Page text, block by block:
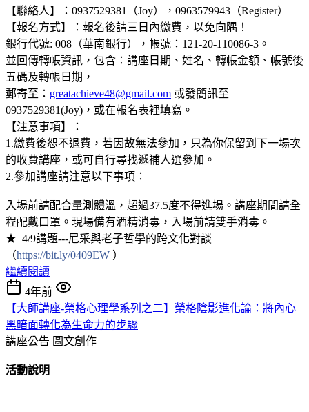
【聯絡人】：0937529381（Joy），0963579943（Register）
【報名方式】：報名後請三日內繳費，以免向隅！
銀行代號: 008（華南銀行），帳號：121-20-110086-3。
並回傳轉帳資訊，包含：講座日期、姓名、轉帳金額、帳號後
五碼及轉帳日期，
郵寄至： greatachieve48@gmail.com 或發簡訊至
0937529381(Joy)，或在報名表裡填寫。
【注意事項】：
1.繳費後恕不退費，若因故無法參加，只為你保留到下一場次
的收費講座，或可自行尋找遞補人選參加。
2.參加講座請注意以下事項：
入場前請配合量測體溫，超過37.5度不得進場。講座期間請全
程配戴口罩。現場備有酒精消毒，入場前請雙手消毒。
★ 4/9講題---尼采與老子哲學的跨文化對談
（https://bit.ly/0409EW ）
繼續閱讀
4年前
【大師講座-榮格心理學系列之二】榮格陰影進化論：將內心
黑暗面轉化為生命力的步驟
講座公告 圖文創作
活動說明